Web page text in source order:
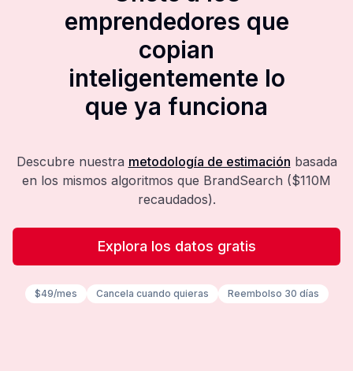
emprendedores que
copian
inteligentemente lo
que ya funciona
Descubre nuestra metodología de estimación basada
en los mismos algoritmos que BrandSearch ($110M
recaudados).
Explora los datos gratis
$49/mes Cancela cuando quieras Reembolso 30 días